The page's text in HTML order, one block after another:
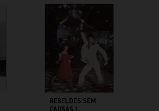
CINEMATECA
MAIS INFO
COMPRAR
REBELDES SEM
CAUSAS |